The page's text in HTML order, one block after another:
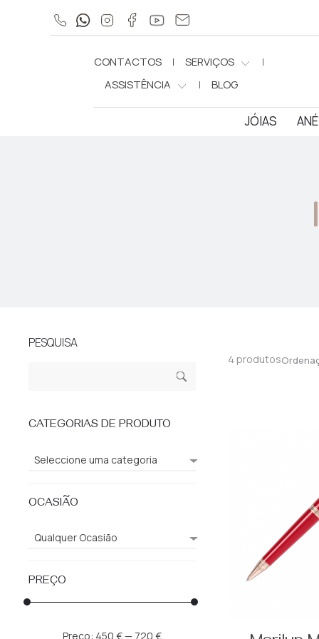
CONTACTOS
SERVIÇOS
ASSISTÊNCIA
BLOG
JÓIAS
4 produtos
PESQUISA
Pesq
CATEGORIAS DE PRODUTO
Seleccione uma categoria
OCASIÃO
Qualquer Ocasião
PREÇO
Preço
Preço
Preço: 450 €— 720 €